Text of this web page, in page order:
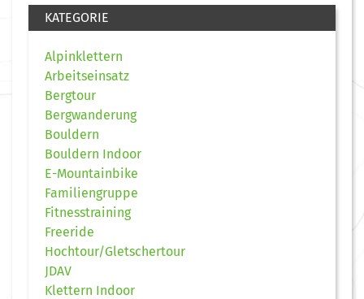
KATEGORIE
Alpinklettern
Arbeitseinsatz
Bergtour
Bergwanderung
Bouldern
Bouldern Indoor
E-Mountainbike
Familiengruppe
Fitnesstraining
Freeride
Hochtour/Gletschertour
JDAV
Klettern Indoor